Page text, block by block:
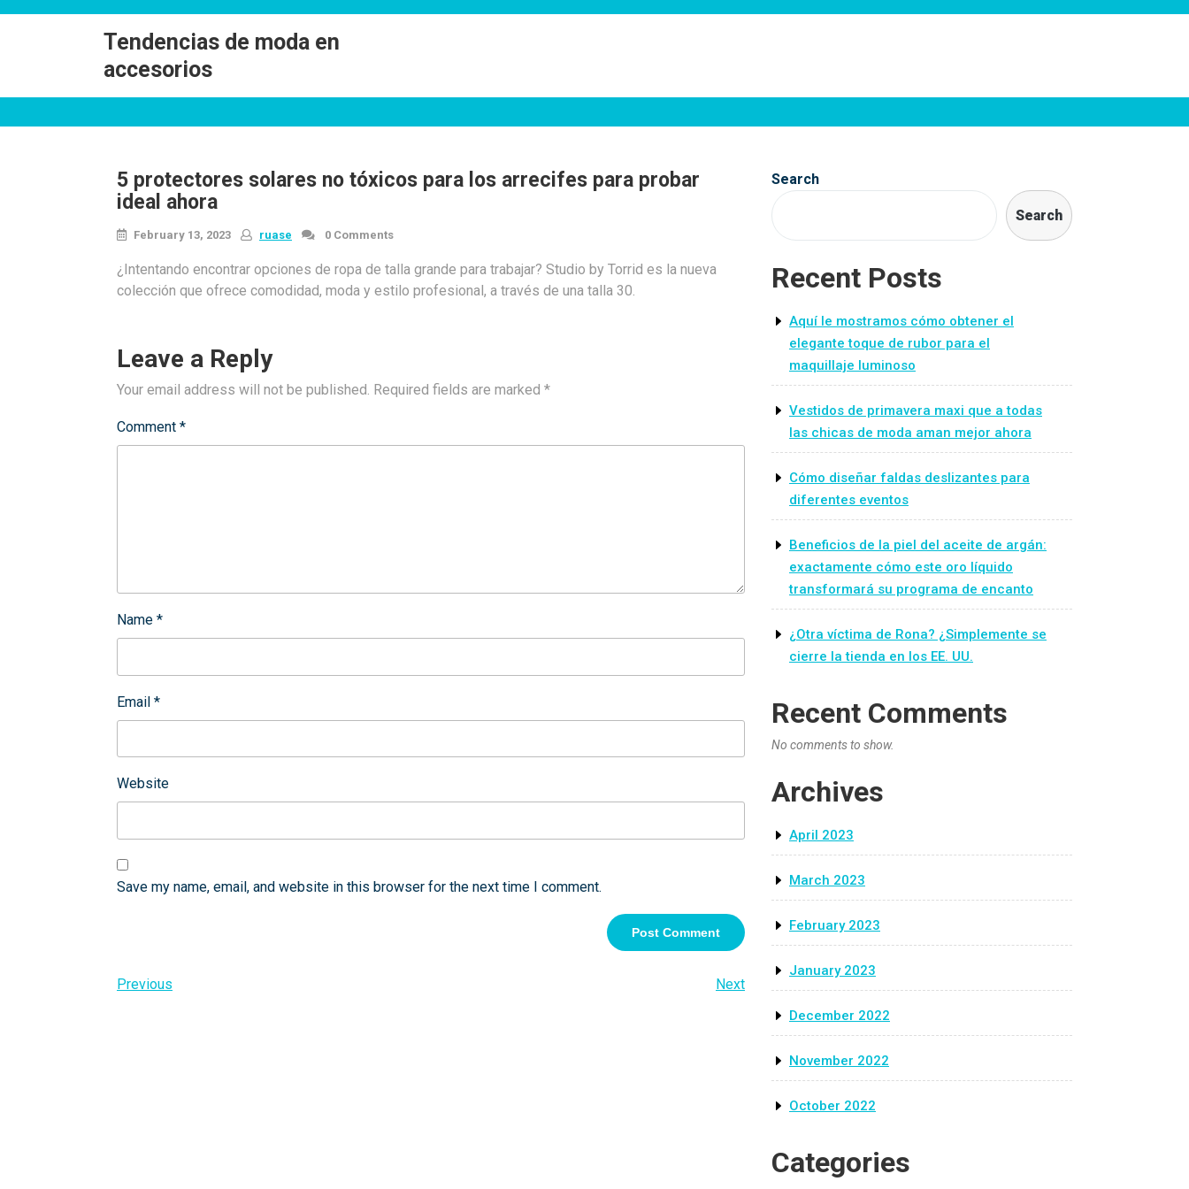
Tendencias de moda en
accesorios
5 protectores solares no tóxicos para los arrecifes para probar
ideal ahora
February 13, 2023 ruase 0 Comments
¿Intentando encontrar opciones de ropa de talla grande para trabajar? Studio by Torrid es la nueva
colección que ofrece comodidad, moda y estilo profesional, a través de una talla 30.
Leave a Reply
Your email address will not be published. Required fields are marked *
Comment *
Name *
Email *
Website
Save my name, email, and website in this browser for the next time I comment.
Post
Previous
Previous
Next
Next
Search
Search
Recent Posts
Aquí le mostramos cómo obtener el
elegante toque de rubor para el
maquillaje luminoso
Vestidos de primavera maxi que a todas
las chicas de moda aman mejor ahora
Cómo diseñar faldas deslizantes para
diferentes eventos
Beneficios de la piel del aceite de argán:
exactamente cómo este oro líquido
transformará su programa de encanto
¿Otra víctima de Rona? ¿Simplemente se
cierre la tienda en los EE. UU.
Recent Comments
No comments to show.
Archives
April 2023
March 2023
February 2023
January 2023
December 2022
November 2022
October 2022
Categories